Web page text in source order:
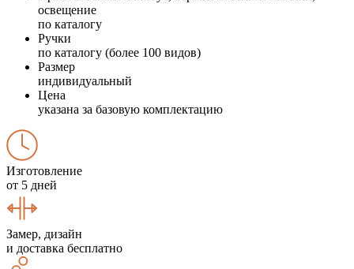
освещение
по каталогу
Ручки
по каталогу (более 100 видов)
Размер
индивидуальный
Цена
указана за базовую комплектацию
Изготовление
от 5 дней
Замер, дизайн
и доставка бесплатно